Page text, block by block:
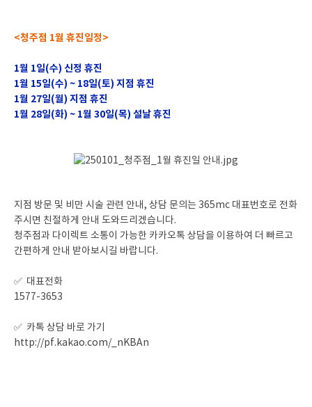
<청주점 1월 휴진일정>
1월 1일(수) 신정 휴진
1월 15일(수) ~ 18일(토) 지점 휴진
1월 27일(월) 지점 휴진
1월 28일(화) ~ 1월 30일(목) 설날 휴진
지점 방문 및 비만 시술 관련 안내, 상담 문의는 365mc 대표번호로 전화
주시면 친절하게 안내 도와드리겠습니다.
청주점과 다이렉트 소통이 가능한 카카오톡 상담을 이용하여 더 빠르고
간편하게 안내 받아보시길 바랍니다.
✅ 대표전화
1577-3653
✅ 카톡 상담 바로 가기
http://pf.kakao.com/_nKBAn